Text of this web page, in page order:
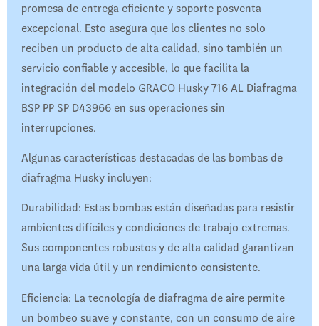
promesa de entrega eficiente y soporte posventa
excepcional. Esto asegura que los clientes no solo
reciben un producto de alta calidad, sino también un
servicio confiable y accesible, lo que facilita la
integración del modelo GRACO Husky 716 AL Diafragma
BSP PP SP D43966 en sus operaciones sin
interrupciones.
Algunas características destacadas de las bombas de
diafragma Husky incluyen:
Durabilidad: Estas bombas están diseñadas para resistir
ambientes difíciles y condiciones de trabajo extremas.
Sus componentes robustos y de alta calidad garantizan
una larga vida útil y un rendimiento consistente.
Eficiencia: La tecnología de diafragma de aire permite
un bombeo suave y constante, con un consumo de aire